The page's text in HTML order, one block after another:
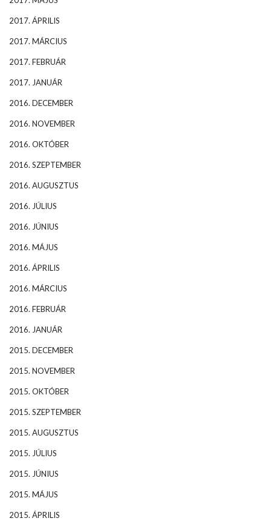
2017. ÁPRILIS
2017. MÁRCIUS
2017. FEBRUÁR
2017. JANUÁR
2016. DECEMBER
2016. NOVEMBER
2016. OKTÓBER
2016. SZEPTEMBER
2016. AUGUSZTUS
2016. JÚLIUS
2016. JÚNIUS
2016. MÁJUS
2016. ÁPRILIS
2016. MÁRCIUS
2016. FEBRUÁR
2016. JANUÁR
2015. DECEMBER
2015. NOVEMBER
2015. OKTÓBER
2015. SZEPTEMBER
2015. AUGUSZTUS
2015. JÚLIUS
2015. JÚNIUS
2015. MÁJUS
2015. ÁPRILIS